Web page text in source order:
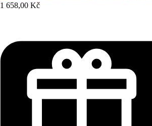
1 658,00 Kč